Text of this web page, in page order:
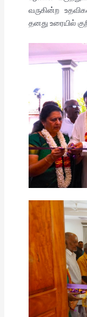
வருகின்ற
தனது உரையில்